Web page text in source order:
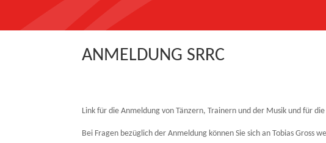
ANMELDUNG SRRC
Link für die Anmeldung von Tänzern, Trainern und der Musik und für
Bei Fragen bezüglich der Anmeldung können Sie sich an Tobias Gross